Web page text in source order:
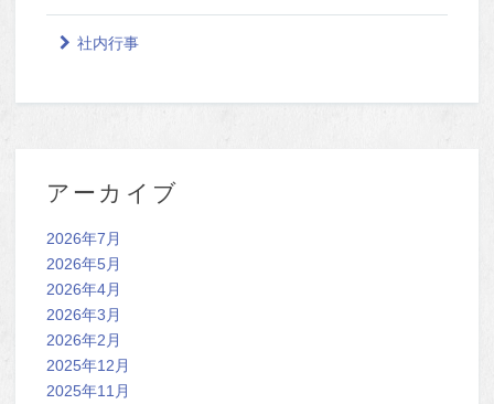
社内行事
アーカイブ
2026年7月
2026年5月
2026年4月
2026年3月
2026年2月
2025年12月
2025年11月